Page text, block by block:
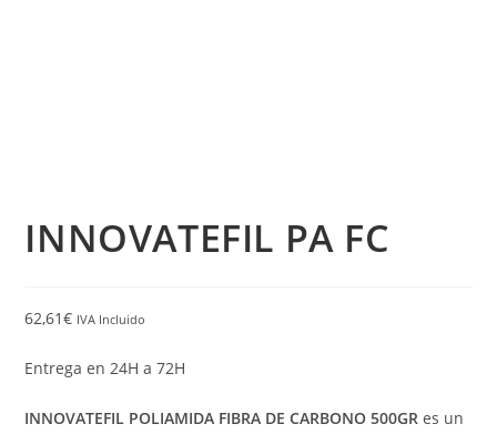
INNOVATEFIL PA FC
62,61€ IVA Incluido
Entrega en 24H a 72H
INNOVATEFIL POLIAMIDA FIBRA DE CARBONO 500GR es un